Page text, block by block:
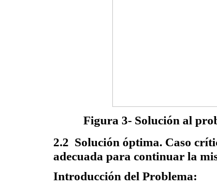
Figura 3- Solución al
2.2 Solución óptima. Caso
adecuada para continuar la
Introducción del Problema: